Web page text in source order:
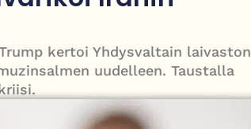
PTV Gymillä tallentui videolle
kertoi Yhdysvaltain laivaston
uudelleen. Taustalla